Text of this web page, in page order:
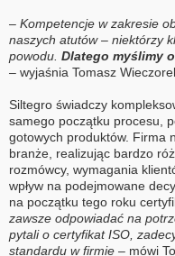
– Kompetencje w zakresie
naszych atutów – niektórzy
powodu. Dlatego myślimy
– wyjaśnia Tomasz
Siltegro świadczy
samego początku procesu,
gotowych produktów. Firma
branże, realizując bardzo
rozmówcy, wymagania
wpływ na podejmowane
na początku tego roku
zawsze odpowiadać na
pytali o certyfikat ISO,
standardu w firmie – mówi